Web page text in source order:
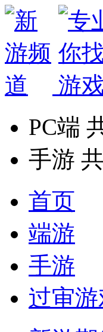
PC端
手游 共
首页
端游
手游
过审游